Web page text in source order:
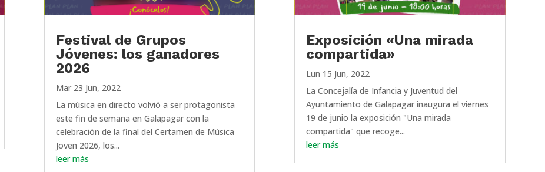
Festival de Grupos
Jóvenes: los ganadores
2026
Mar 23 Jun, 2022
La música en directo volvió a ser protagonista
este fin de semana en Galapagar con la
celebración de la final del Certamen de Música
Joven 2026, los...
leer más
Exposición «Una mirada
compartida»
Lun 15 Jun, 2022
La Concejalía de Infancia y Juventud del
Ayuntamiento de Galapagar inaugura el viernes
19 de junio la exposición "Una mirada
compartida" que recoge...
leer más